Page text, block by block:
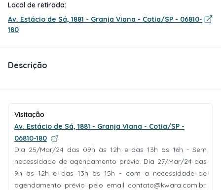
Local de retirada:
Av. Estácio de Sá, 1881 - Granja Viana - Cotia/SP - 06810-
180
Descrição
Visitação
Av. Estácio de Sá, 1881 - Granja Viana - Cotia/SP -
06810-180
Dia 25/Mar/24 das 09h às 12h e das 13h às 16h - Sem
necessidade de agendamento prévio. Dia 27/Mar/24 das
9h às 12h e das 13h às 15h - com a necessidade de
agendamento prévio pelo email contato@kwara.com.br.